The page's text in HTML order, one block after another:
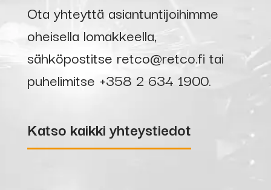
Ota yhteyttä asiantuntijoihimme
oheisella lomakkeella,
sähköpostitse retco@retco.fi tai
puhelimitse +358 2 634 1900.
Katso kaikki yhteystiedot